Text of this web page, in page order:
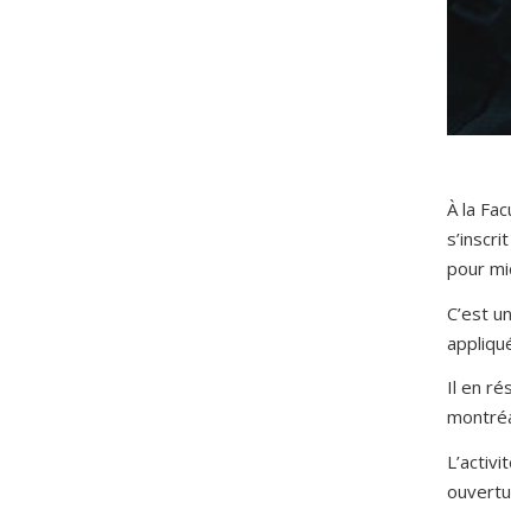
À la
pour
C’est
Il en